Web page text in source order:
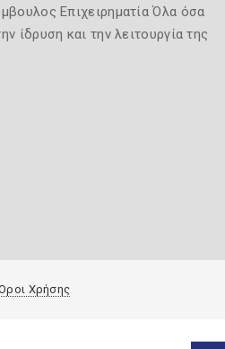
Επιχειρηματία Όλα όσα
ίδρυση και την λειτουργία της
Χρήσης